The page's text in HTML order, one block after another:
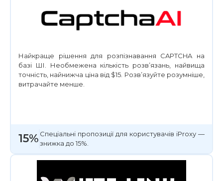
Найкраще рішення для розпізнавання CAPTCHA на
базі ШІ. Необмежена кількість розв’язань, найвища
точність, найнижча ціна від $15. Розв’язуйте розумніше,
витрачайте менше.
15% Спеціальні пропозиції для користувачів iProxy —
знижка до 15%.